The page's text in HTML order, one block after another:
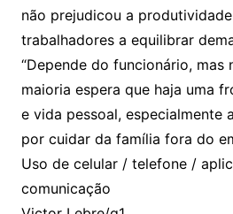
não prejudicou a
trabalhadores a equilibrar
“Depende do funcionário, mas
maioria espera que haja uma
e vida pessoal, especialmente
por cuidar da família fora do
Uso de celular / telefone /
comunicação